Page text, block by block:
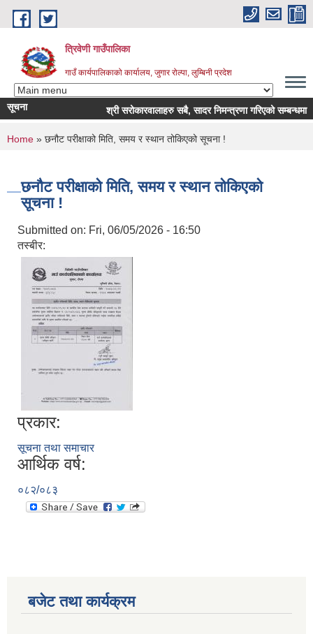
Skip to main content
त्रिवेणी गाउँपालिका
गाउँ कार्यपालिकाको कार्यालय, जुगार रोल्पा, लुम्बिनी प्रदेश
सूचना श्री सरोकारवालाहरु सबै, सादर निमन्त्रणा गरिएको सम्बन्धमा ।
You are here
Home » छनौट परीक्षाको मिति, समय र स्थान तोकिएको सूचना !
छनौट परीक्षाको मिति, समय र स्थान तोकिएको
सूचना !
Submitted on: Fri, 06/05/2026 - 16:50
तस्बीर:
प्रकार:
सूचना तथा समाचार
आर्थिक वर्ष:
०८२/०८३
बजेट तथा कार्यक्रम